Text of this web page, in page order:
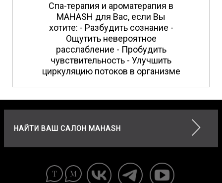
Спа-терапия и ароматерапия в
MAHASH для Вас, если Вы
хотите: - Разбудить сознание -
Ощутить невероятное
расслабление - Пробудить
чувствительность - Улучшить
циркуляцию потоков в организме
НАЙТИ ВАШ САЛОН MAHASH